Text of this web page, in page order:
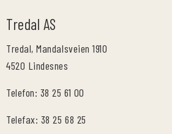
Tredal AS
Tredal, Mandalsveien 1910
4520 Lindesnes
Telefon: 38 25 61 00
Telefax: 38 25 68 25